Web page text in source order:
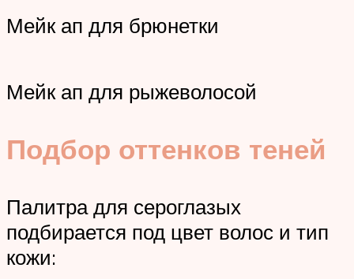
Мейк ап для брюнетки
Мейк ап для рыжеволосой
Подбор оттенков теней
Палитра для сероглазых
подбирается под цвет волос и тип
кожи: